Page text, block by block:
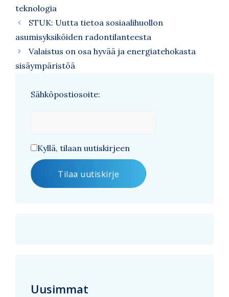
teknologia
STUK: Uutta tietoa sosiaalihuollon
asumisyksiköiden radontilanteesta
Valaistus on osa hyvää ja energiatehokasta
sisäympäristöä
Sähköpostiosoite:
Kyllä, tilaan uutiskirjeen
Uusimmat